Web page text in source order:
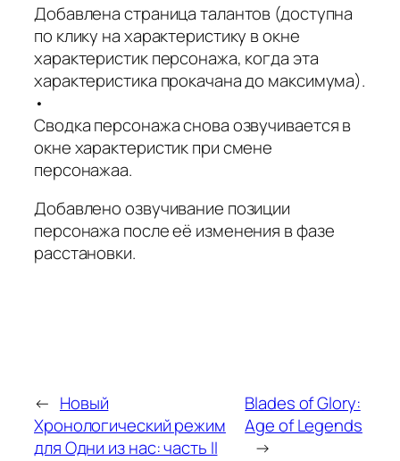
Добавлена страница талантов (доступна
по клику на характеристику в окне
характеристик персонажа, когда эта
характеристика прокачана до максимума).
•
Сводка персонажа снова озвучивается в
окне характеристик при смене
персонажаа.
Добавлено озвучивание позиции
персонажа после её изменения в фазе
расстановки.
← Новый
Хронологический режим
для Одни из нас: часть II
Blades of Glory:
Age of Legends
→